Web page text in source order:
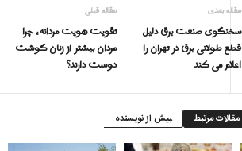
مقاله قبلی
تقویت هویت مردانه، چرا
مردان بیشتر از زنان گوشت
دوست دارند؟
مقاله بعدی
سخنگوی صنعت برق دلیل
قطع طولانی برق در تهران را
اعلام می کند
مقالات مرتبط بیش از نویسنده